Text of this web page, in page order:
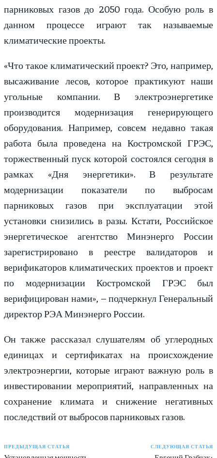
парниковых газов до 2050 года. Особую роль в
данном процессе играют так называемые
климатические проекты.
«Что такое климатический проект? Это, например,
высаживание лесов, которое практикуют наши
угольные компании. В электроэнергетике
производится модернизация генерирующего
оборудования. Например, совсем недавно такая
работа была проведена на Костромской ГРЭС,
торжественный пуск которой состоялся сегодня в
рамках «Дня энергетики». В результате
модернизации показатели по выбросам
парниковых газов при эксплуатации этой
установки снизились в разы. Кстати, Российское
энергетическое агентство Минэнерго России
зарегистрировано в реестре валидаторов и
верификаторов климатических проектов и проект
по модернизации Костромской ГРЭС был
верифицирован нами», – подчеркнул Генеральный
директор РЭА Минэнерго России.
Он также рассказал слушателям об углеродных
единицах и сертификатах на происхождение
электроэнергии, которые играют важную роль в
инвестировании мероприятий, направленных на
сохранение климата и снижение негативных
последствий от выбросов парниковых газов.
ПРЕДЫДУЩАЯ СТАТЬЯ СЛЕДУЮЩАЯ СТАТЬЯ